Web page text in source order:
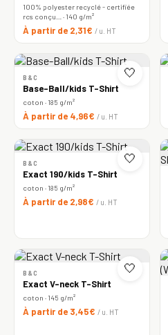
100% polyester recyclé - certifiée
rcs conçu… · 140 g/m²
À partir de 2,31€ / u. HT
🤍
B&C
Base-Ball/kids T-Shirt
coton · 185 g/m²
À partir de 4,96€ / u. HT
🤍
B&C
Exact 190/kids T-Shirt
coton · 185 g/m²
À partir de 2,98€ / u. HT
🤍
B&C
Exact V-neck T-Shirt
coton · 145 g/m²
À partir de 3,45€ / u. HT